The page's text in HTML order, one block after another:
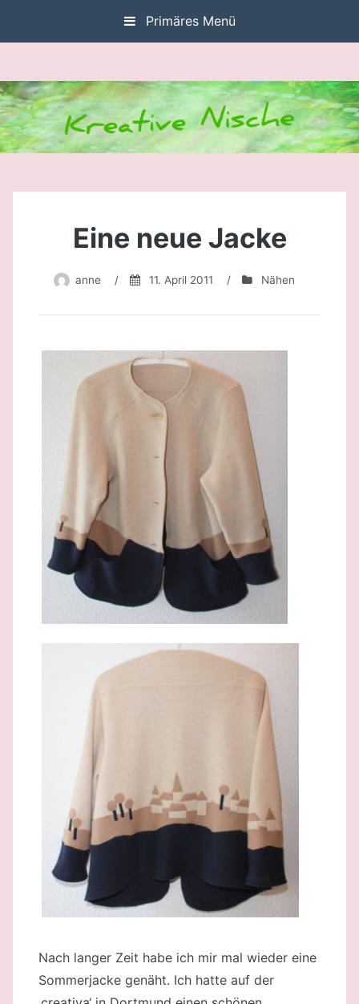
springen
Primäres Menü
Eine neue Jacke
anne / 11. April 2011 / Nähen
Nach langer Zeit habe ich mir mal wieder eine
Sommerjacke genäht. Ich hatte auf der